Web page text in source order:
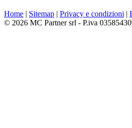
Home | Sitemap | Privacy e condizioni |
© 2026 MC Partner srl - P.iva